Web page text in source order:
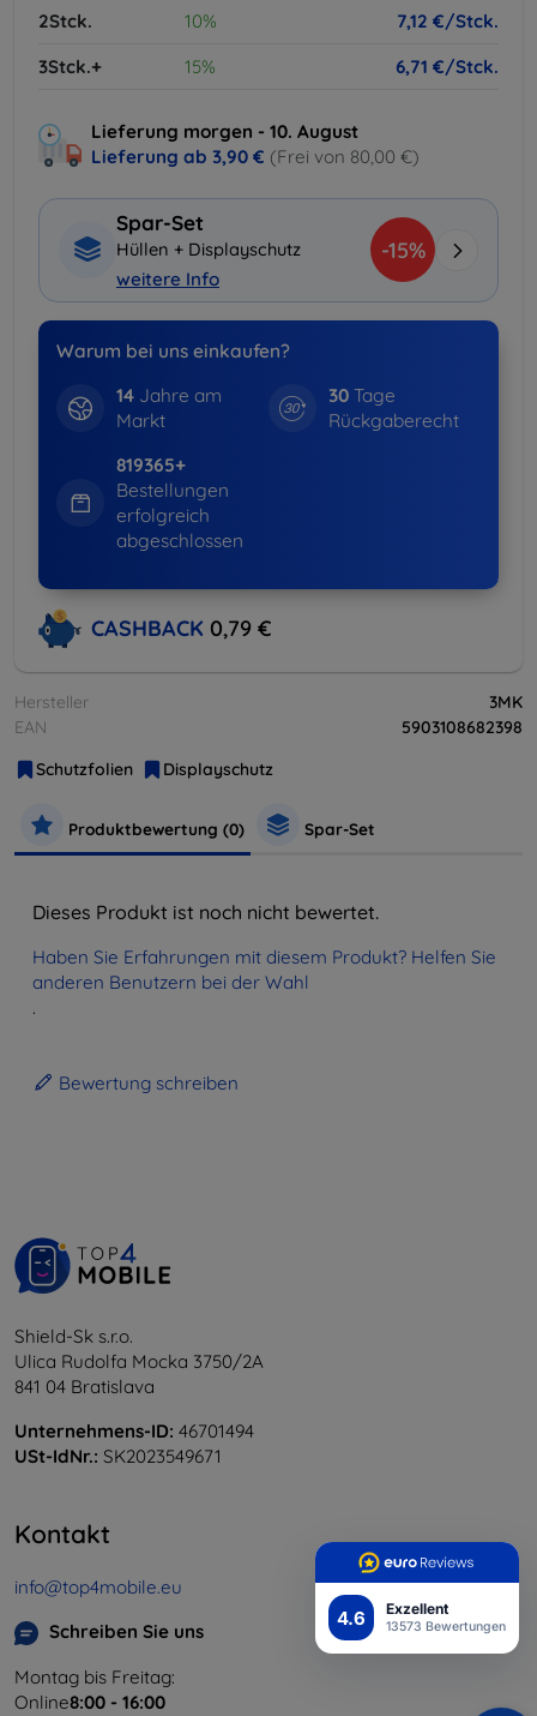
4.6 Exzellent
13573 Bewertungen
2Stck. 10%
7,12 €/Stck.
3Stck.+
15% 6,71 €/Stck.
Lieferung morgen - 10. August
Lieferung ab 3,90 € (Frei von 80,00 €)
Spar-Set
Hüllen + Displayschutz
weitere Info
-15%
Warum bei uns einkaufen?
14Jahre am
Markt
30 Tage
Rückgaberecht
819365+
Bestellungen
erfolgreich
abgeschlossen
CASHBACK 0,79 €
Hersteller
3MK
EAN
5903108682398
Schutzfolien
Displayschutz
Produktbewertung (0) Spar-Set
Dieses Produkt ist noch nicht bewertet.
Haben Sie Erfahrungen mit diesem Produkt? Helfen Sie
anderen Benutzern bei der Wahl
.
Bewertung schreiben
Shield-Sk s.r.o.
Ulica Rudolfa Mocka 3750/2A
841 04 Bratislava
Unternehmens-ID: 46701494
USt-IdNr.: SK2023549671
Kontakt
info@top4mobile.eu
Schreiben Sie uns
Montag bis Freitag:
Online8:00 - 16:00